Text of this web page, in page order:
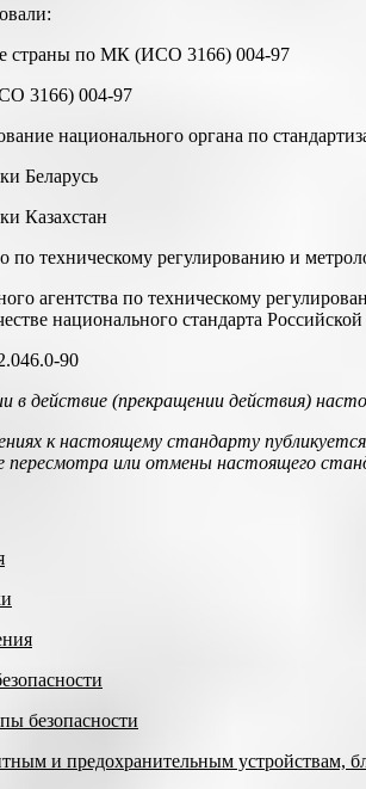
страны по МК (ИСО 3166) 004-97
3166) 004-97
национального органа по
Беларусь
Казахстан
по техническому регулированию и
агентства по техническому
национального стандарта
90
в действие (прекращении действия)
к настоящему стандарту
пересмотра или отмены настоящего
безопасности
и предохранительным устройствам,